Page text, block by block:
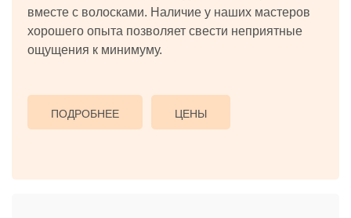
вместе с волосками. Наличие у наших мастеров
хорошего опыта позволяет свести неприятные
ощущения к минимуму.
ПОДРОБНЕЕ ЦЕНЫ